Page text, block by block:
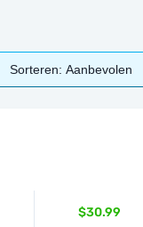
Sorteren: Aanbevolen
$30.99